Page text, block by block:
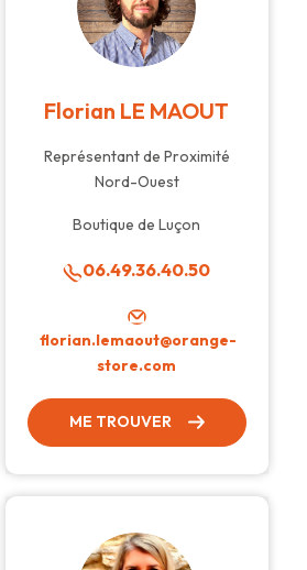
Florian LE MAOUT
Représentant de Proximité
Nord-Ouest
Boutique de Luçon
06.49.36.40.50
florian.lemaout@orange-
store.com
ME TROUVER